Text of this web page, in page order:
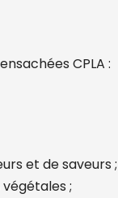
CPLA :
et de saveurs ;
;